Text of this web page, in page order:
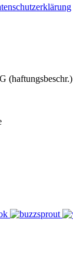
(haftungsbeschr.)